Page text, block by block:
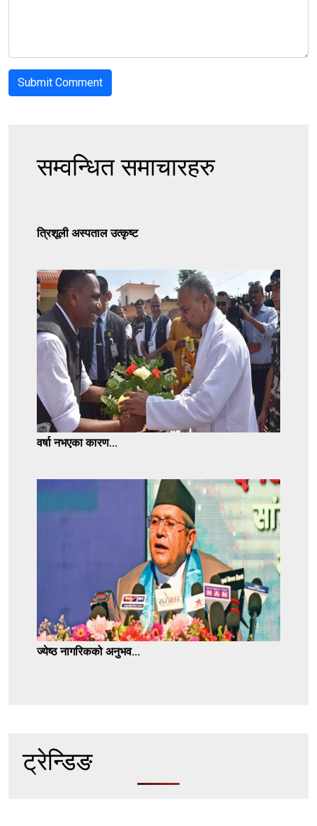
सम्वन्धित समाचारहरु
त्रिशूली अस्पताल उत्कृष्ट
वर्षा नभएका कारण...
ज्येष्ठ नागरिकको अनुभव...
ट्रेन्डिङ